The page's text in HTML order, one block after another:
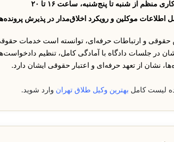
منظم از شنبه تا پنج‌شنبه، ساعت ۱۶ تا ۲۰
موکلین و رویکرد اخلاق‌مدار در پذیرش
حقوقی و ارتباطات حرفه‌ای، توانسته است خدمات
در جلسات دادگاه با آمادگی کامل، تنظیم
نشان از تعهد حرفه‌ای و اعتبار حقوقی ایشان دارد.
لیست کامل بهترین وکیل طلاق تهران وارد شوید.